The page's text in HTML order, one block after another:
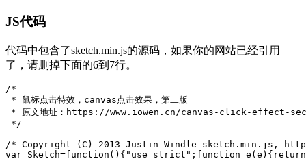
JS代码
代码中包含了sketch.min.js的源码，如果你的网站已经引用
了，请删掉下面的6到7行。
/*
* 鼠标点击特效，canvas点击效果，第二版
* 原文地址：https://www.iowen.cn/canvas-click-effect-
*/
/* Copyright (C) 2013 Justin Windle sketch.min.js,
var Sketch=function(){"use strict";function